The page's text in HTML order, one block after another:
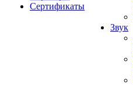
Сертификаты
Звук